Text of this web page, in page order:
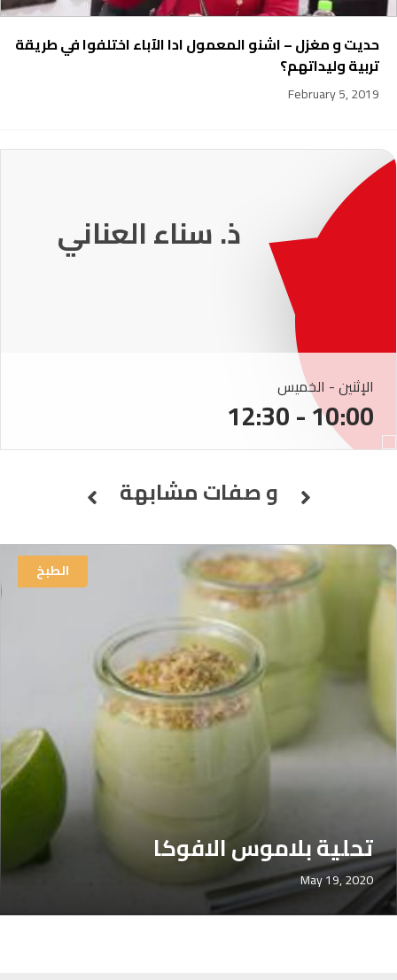
حديت و مغزل – اشنو المعمول ادا الآباء اختلفوا في طريقة
تربية وليداتهم؟
February 5, 2019
ذ. عماد ميزاب
الإثنين - الخميس
10:00 - 12:30
و صفات مشابهة
تحلية بلاموس الافوكا
May 19, 2020
الطبخ